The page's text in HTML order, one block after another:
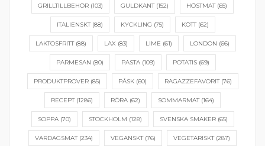
GRILLTILLBEHÖR (103) GULDKANT(152) HÖSTMAT(65)
ITALIENSKT(88) KYCKLING (75) KÖTT(62)
LAKTOSFRITT(88) LAX (83) LIME (61) LONDON (66)
PARMESAN (80) PASTA(109) POTATIS(69)
PRODUKTPROVER(85) PÅSK(60) RAGAZZEFAVORIT(76)
RECEPT(1286) RÖRA (62) SOMMARMAT(164)
SOPPA(70) STOCKHOLM (128) SVENSKA SMAKER(65)
VARDAGSMAT(234) VEGANSKT(76) VEGETARISKT(287)